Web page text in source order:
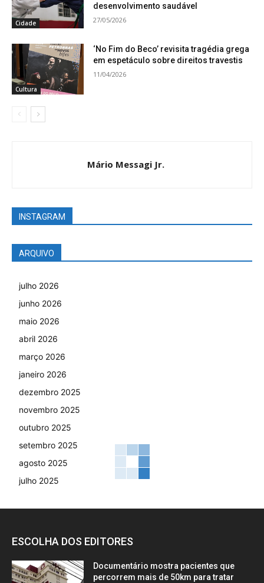
Cidade
desenvolvimento saudável
27/05/2026
Cultura
‘No Fim do Beco’ revisita tragédia grega
em espetáculo sobre direitos travestis
11/04/2026
Mário Messagi Jr.
INSTAGRAM
ARQUIVO
julho 2026
junho 2026
maio 2026
abril 2026
março 2026
janeiro 2026
dezembro 2025
novembro 2025
outubro 2025
setembro 2025
agosto 2025
julho 2025
ESCOLHA DOS EDITORES
Documentário mostra pacientes que
percorrem mais de 50km para tratar